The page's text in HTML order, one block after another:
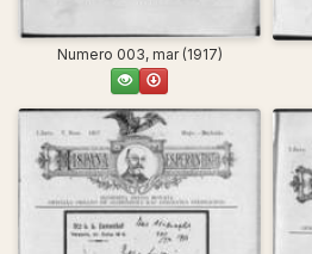
Numero 003, mar (1917)